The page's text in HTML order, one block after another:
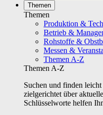
Themen
Themen
Produktion &
Betrieb &
Rohstoffe &
Messen &
Themen A-Z
Themen A-Z
Suchen und finden
zielgerichtet über
Schlüsselworte helfen